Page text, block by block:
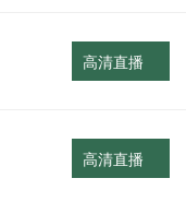
高清直播
高清直播